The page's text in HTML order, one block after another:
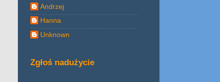
Andrzej
Hanna
Unknown
Zgłoś nadużycie